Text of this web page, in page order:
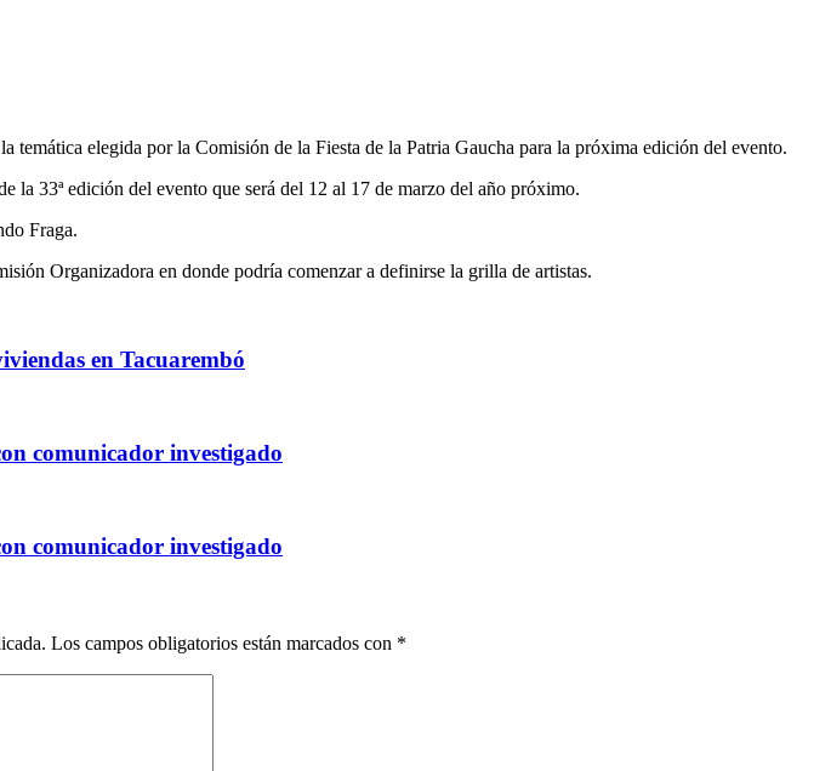
temática elegida por la Comisión de la Fiesta de la Patria Gaucha para la próxima edición del evento.
la 33ª edición del evento que será del 12 al 17 de marzo del año próximo.
Fraga.
Organizadora en donde podría comenzar a definirse la grilla de artistas.
en Tacuarembó
comunicador investigado
comunicador investigado
Los campos obligatorios están marcados con *